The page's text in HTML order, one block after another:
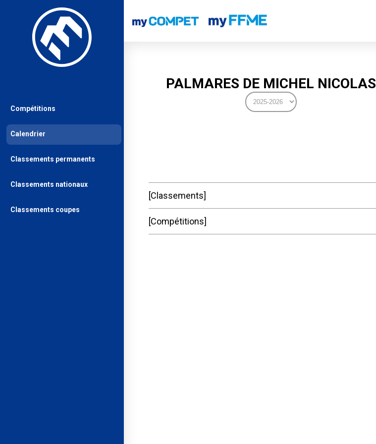
PALMARES DE MICHEL NICOLAS
Classements
Compétitions
Compétitions
Calendrier
Classements permanents
Classements nationaux
Classements coupes